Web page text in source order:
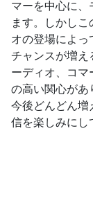
マーを中心に
ます。しかし
オの登場によ
チャンスが増え
ーディオ、コ
の高い関心が
今後どんどん増
信を楽しみにし